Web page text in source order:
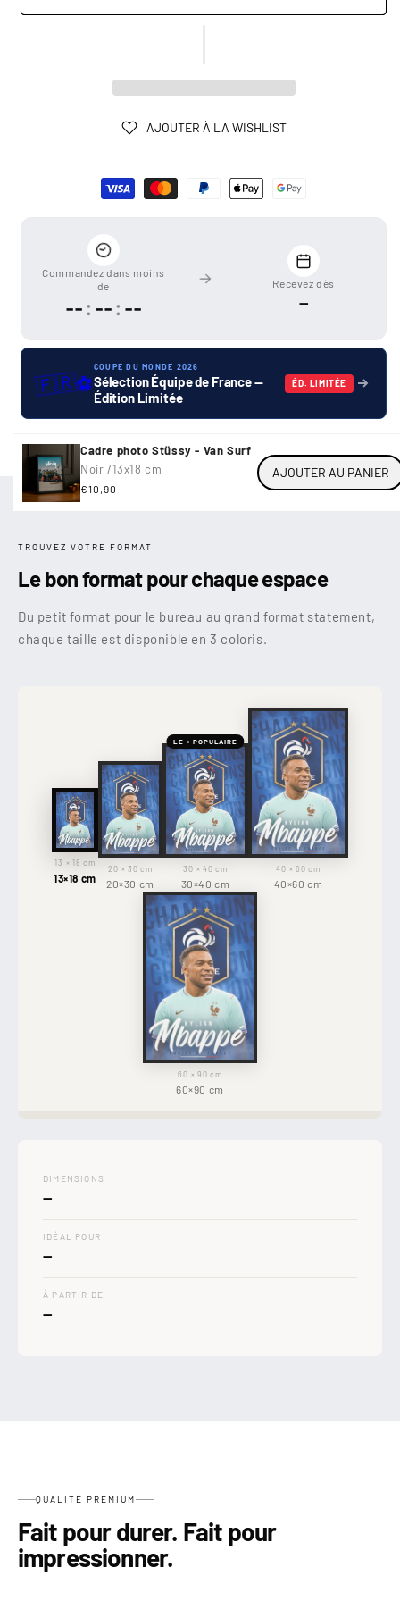
AJOUTER À LA WISHLIST
Commandez dans moins
de
--: --: --
Recevez dès
—
🇫🇷⚽
COUPE DU MONDE 2026
Sélection Équipe de France —
Édition Limitée
ÉD. LIMITÉE
Cadre photo Stüssy - Van Surf
Noir /13x18 cm
Prix
€10,90
AJOUTER AU PANIER
TROUVEZ VOTRE FORMAT
Le bon format pour chaque espace
Du petit format pour le bureau au grand format statement,
chaque taille est disponible en 3 coloris.
13 × 18 cm
13×18 cm
20 × 30 cm
20×30 cm
LE + POPULAIRE
30 × 40 cm
30×40 cm
40 × 60 cm
40×60 cm
60 × 90 cm
60×90 cm
DIMENSIONS
—
IDÉAL POUR
—
À PARTIR DE
—
QUALITÉ PREMIUM
Fait pour durer. Fait pour
impressionner.